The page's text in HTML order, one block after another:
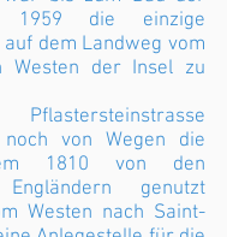
1959 die einzige
dem Landweg vom
Westen der Insel zu
von Wegen die
1810 von den
Engländern genutzt
Westen nach Saint-